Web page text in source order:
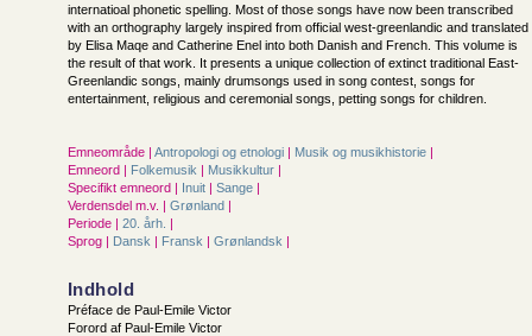
internatioal phonetic spelling. Most of those songs have now been transcribed
with an orthography largely inspired from official west-greenlandic and translated
by Elisa Maqe and Catherine Enel into both Danish and French. This volume is
the result of that work. It presents a unique collection of extinct traditional East-
Greenlandic songs, mainly drumsongs used in song contest, songs for
entertainment, religious and ceremonial songs, petting songs for children.
Emneområde | Antropologi og etnologi | Musik og musikhistorie |
Emneord | Folkemusik | Musikkultur |
Specifikt emneord | Inuit | Sange |
Verdensdel m.v. | Grønland |
Periode | 20. årh. |
Sprog | Dansk | Fransk | Grønlandsk |
Indhold
Préface de Paul-Emile Victor
Forord af Paul-Emile Victor